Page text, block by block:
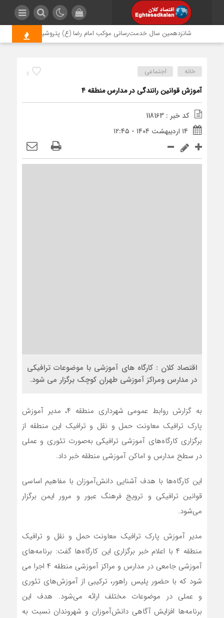
شانزدهمین سال خدمت‌رسانی موکب امام رضا (ع) پتروشیمی اروند؛ روایتی
7 خانه اجتماعی
آموزش قوانین رانندگی در مدارس منطقه ۴
کد خبر : 118163
۱۴ اردیبهشت ۱۴۰۴ - ۱۲:۴۵
اقتصاد کلان : کارگاه های آموزشی با موضوعات ترافیکی
در مدارس ومراکز آموزشی طهران کوچک برگزار می شود.
به گزارش روابط عمومی شهرداری منطقه ۴، مدیر آموزش
پارک ترافیک معاونت حمل و نقل و ترافیک این منطقه از
برگزاری کارگاه‌های آموزشی ترافیکی به‌صورت تئوری و عملی
در سطح مدارس و اماکن آموزشی منطقه خبر داد.
این کارگاه‌ها با هدف آشنایی دانش‌آموزان با مفاهیم اساسی
قوانین ترافیکی و ترویج فرهنگ عبور و مرور ایمن برگزار
می‌شود.
مدیر آموزش پارک ترافیک معاونت حمل و نقل و ترافیک
منطقه ۴ با اعلام خبر برگزاری این کارگاه‌ها گفت: برنامه‌های
آموزشی جامعی در مدارس و مراکز آموزشی منطقه ۴ اجرا می
شود که با حضور پلیس راهور، ترکیبی از آموزش‌های تئوری
و عملی در موضوعات مختلف ارائه می‌شود. هدف این
برنامه‌ها افزایش آگاهی دانش‌آموزان و شهروندان نسبت به